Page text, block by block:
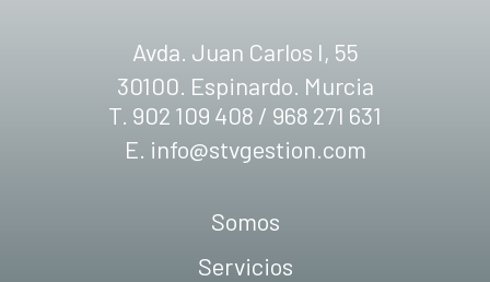
Avda. Juan Carlos I, 55
30100. Espinardo. Murcia
T. 902 109 408 / 968 271 631
E. info@stvgestion.com
Somos
Servicios